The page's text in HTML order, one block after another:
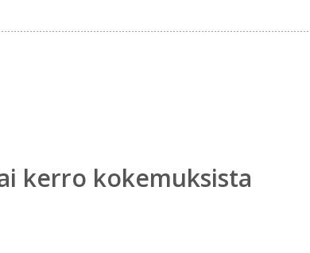
kerro kokemuksista